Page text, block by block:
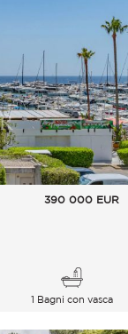
390 000 EUR
1 Bagni con vasca